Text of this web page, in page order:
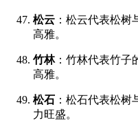
松云 ：松云代表松
高雅。
竹林：竹林代表竹子
高雅。
松石 ：松石代表松
力旺盛。